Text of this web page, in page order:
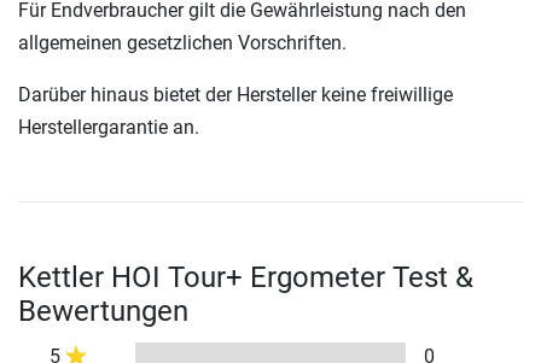
Für Endverbraucher gilt die Gewährleistung nach den
allgemeinen gesetzlichen Vorschriften.
Darüber hinaus bietet der Hersteller keine freiwillige
Herstellergarantie an.
Kettler HOI Tour+ Ergometer Test &
Bewertungen
5
0